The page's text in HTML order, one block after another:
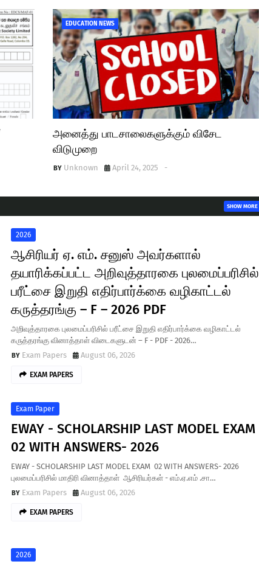
EDUCATION NEWS
அனைத்து பாடசாலைகளுக்கும் விசேட
விடுமுறை
Unknown -
April 24, 2025
SHOW MORE
2026
ஆசிரியர் ஏ. எம். சனுஸ் அவர்களால்
தயாரிக்கப்பட்ட அறிவுத்தாரகை புலமைப்பரிசில்
பரீட்சை இறுதி எதிர்பார்க்கை வழிகாட்டல்
கருத்தரங்கு – F – 2026 PDF
அறிவுத்தாரகை புலமைப்பரிசில் பரீட்சை இறுதி எதிர்பார்க்கை வழிகாட்டல்
கருத்தரங்கு வினாத்தாள் விடைகளுடன் – F - PDF - 2026…
Exam Papers
August 06, 2026
EXAM PAPERS
Exam Paper
EWAY - SCHOLARSHIP LAST MODEL EXAM
02 WITH ANSWERS- 2026
EWAY - SCHOLARSHIP LAST MODEL EXAM 02 WITH ANSWERS- 2026
புலமைப்பரிசில் மாதிரி வினாத்தாள் ஆசிரியர்கள் - எம்.ஏ.எம் .சா…
Exam Papers
August 06, 2026
EXAM PAPERS
2026